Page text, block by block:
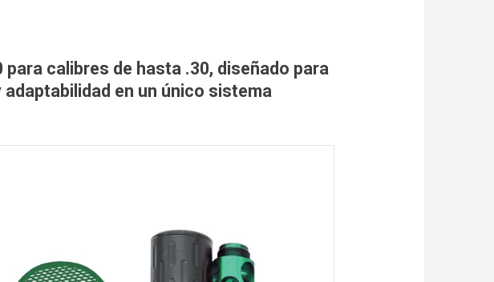
calibres de hasta .30, diseñado para
en un único sistema